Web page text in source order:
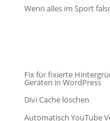
Wenn alles im Sport
Fix für fixierte
Geräten in WordPress
Divi Cache löschen
Automatisch YouTube